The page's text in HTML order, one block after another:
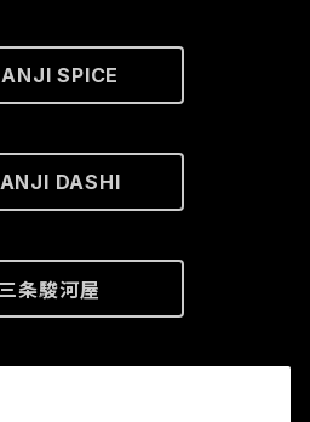
SPICE
DASHI
条駿河屋